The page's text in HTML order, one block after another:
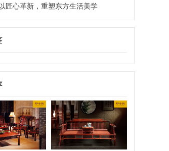
匠心革新，重塑东方生活美学